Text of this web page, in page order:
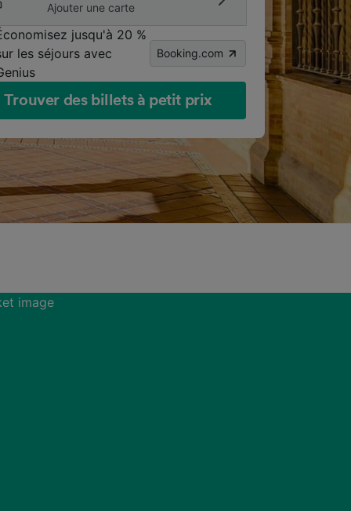
Ajouter une carte
jusqu'à 20 %
les séjours avec
Booking.com
Trouver des billets à petit prix